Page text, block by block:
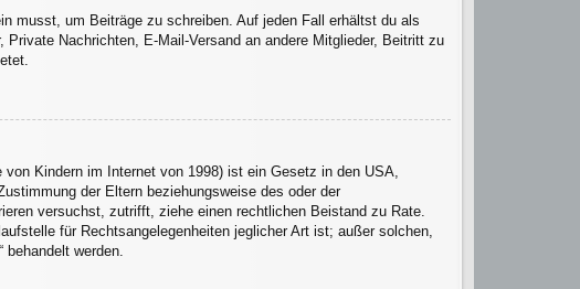
musst, um Beiträge zu schreiben. Auf jeden Fall erhältst du als
Nachrichten, E-Mail-Versand an andere Mitglieder, Beitritt zu
Kindern im Internet von 1998) ist ein Gesetz in den USA,
der Eltern beziehungsweise des oder der
versuchst, zutrifft, ziehe einen rechtlichen Beistand zu Rate.
für Rechtsangelegenheiten jeglicher Art ist; außer solchen,
werden.